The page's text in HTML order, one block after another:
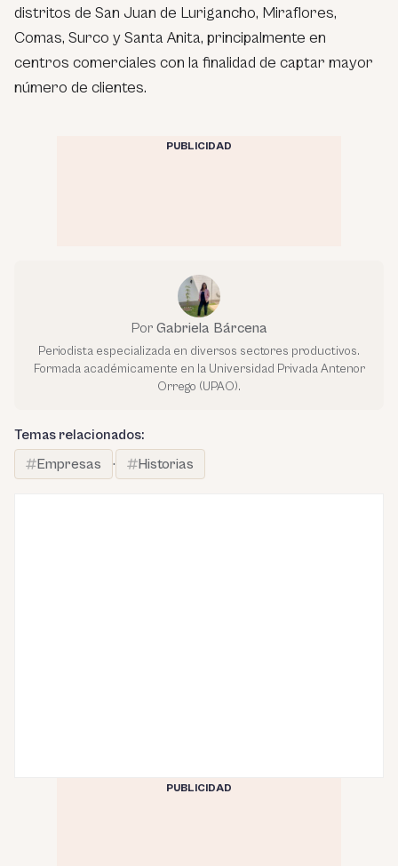
distritos de San Juan de Lurigancho, Miraflores,
Comas, Surco y Santa Anita, principalmente en
centros comerciales con la finalidad de captar mayor
número de clientes.
PUBLICIDAD
Por Gabriela Bárcena
Periodista especializada en diversos sectores productivos.
Formada académicamente en la Universidad Privada Antenor
Orrego (UPAO).
Temas relacionados:
Empresas
· Historias
PUBLICIDAD